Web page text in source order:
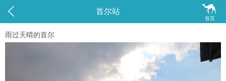
 
首页
首尔站
雨过天晴的首尔